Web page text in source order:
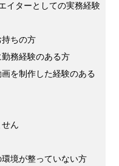
イターとしての実務経験
持ちの方
勤務経験のある方
画を制作した経験のある
ん
環境が整っていない方